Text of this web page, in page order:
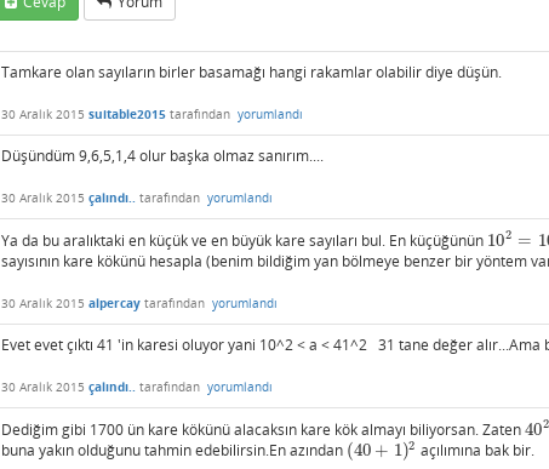
Tamkare olan sayıların birler basamağı hangi rakamlar olabilir diye düşün.
30 Aralık 2015 suitable2015 tarafından yorumlandı
Düşündüm 9,6,5,1,4 olur başka olmaz sanırım....
30 Aralık 2015 çalındı.. tarafından yorumlandı
Ya da bu aralıktaki en küçük ve en büyük kare sayıları bul. En küçüğünün 102 =
102 =100
sayısının kare kökünü hesapla (benim bildiğim yan bölmeye benzer bir yöntem
30 Aralık 2015 alpercay tarafından yorumlandı
Evet evet çıktı 41 'in karesi oluyor yani 10^2 < a < 41^2 31 tane değer alır...Ama
30 Aralık 2015 çalındı.. tarafından yorumlandı
Dediğim gibi 1700 ün kare kökünü alacaksın kare kök almayı biliyorsan. Zaten402
402
buna yakın olduğunu tahmin edebilirsin.En azından (40 + 1)2
(40+1) 2 açılımına bak bir.